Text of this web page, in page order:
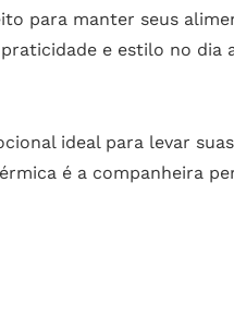
para manter seus
e estilo no dia
ideal para levar
é a companheira